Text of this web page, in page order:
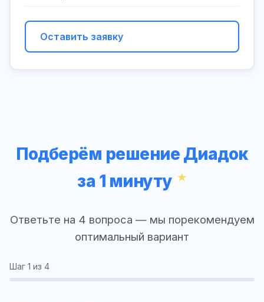
Оставить заявку
Подберём решение Диадок
за 1 минуту
Ответьте на 4 вопроса — мы порекомендуем
оптимальный вариант
Шаг 1 из 4